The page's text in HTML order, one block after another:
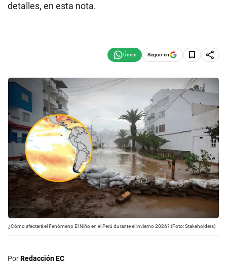
detalles, en esta nota.
Seguir en
¿Cómo afectará el Fenómeno El Niño en el Perú durante el invierno 2026? (Foto: Stakeholders)
PorRedacción EC